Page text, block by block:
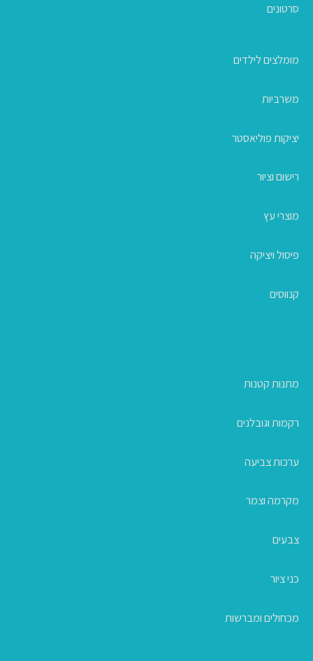
סרטונים
מומלצים לילדים
משרביות
יציקות פוליאסטר
רישום וציור
מוצרי עץ
פיסול ויציקה
קנווסים
מתנות קטנות
רקמות וגובלנים
ערכות צביעה
מקרמה וצמר
צבעים
כני ציור
מכחולים ומברשות